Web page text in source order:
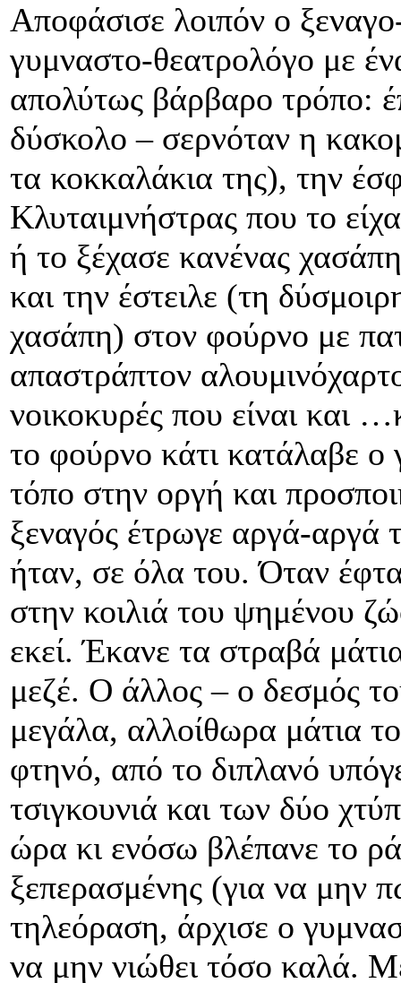
Αποφάσισε λοιπόν ο
γυμναστο-θεατρολόγο με
απολύτως βάρβαρο τρόπο:
δύσκολο – σερνόταν η
τα κοκκαλάκια της), την
Κλυταιμνήστρας που το
ή το ξέχασε κανένας
και την έστειλε (τη
χασάπη) στον φούρνο με
απαστράπτον
νοικοκυρές που είναι και
το φούρνο κάτι κατάλαβε ο
τόπο στην οργή και
ξεναγός έτρωγε αργά-αργά
ήταν, σε όλα του. Όταν
στην κοιλιά του ψημένου
εκεί. Έκανε τα στραβά
μεζέ. Ο άλλος – ο δεσμός
μεγάλα, αλλοίθωρα μάτια
φτηνό, από το διπλανό
τσιγκουνιά και των δύο
ώρα κι ενόσω βλέπανε το
ξεπερασμένης (για να μην
τηλεόραση, άρχισε ο
να μην νιώθει τόσο καλά.